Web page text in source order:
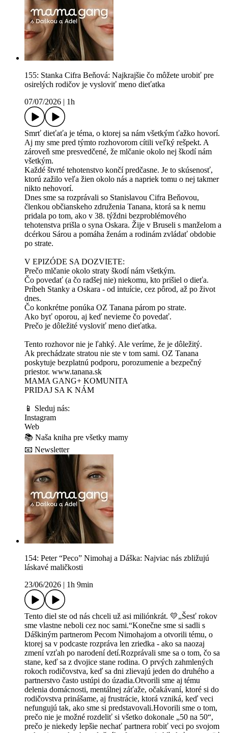
155: Stanka Cifra Beňová: Najkrajšie čo môžete urobiť pre
osirelých rodičov je vysloviť meno dieťatka
07/07/2026
1h
Smrť dieťaťa je téma, o ktorej sa nám všetkým ťažko hovorí.
Aj my sme pred týmto rozhovorom cítili veľký rešpekt. A
zároveň sme presvedčené, že mlčanie okolo nej škodí nám
všetkým.
Každé štvrté tehotenstvo končí predčasne. Je to skúsenosť,
ktorú zažilo veľa žien okolo nás a napriek tomu o nej takmer
nikto nehovorí.
Dnes sme sa rozprávali so Stanislavou Cifra Beňovou,
členkou občianskeho združenia Tanana, ktorá sa k nemu
pridala po tom, ako v 38. týždni bezproblémového
tehotenstva prišla o syna Oskara. Žije v Bruseli s manželom a
dcérkou Sárou a pomáha ženám a rodinám zvládať obdobie
po strate.
V EPIZÓDE SA DOZVIETE:
Prečo mlčanie okolo straty škodí nám všetkým.
Čo povedať (a čo radšej nie) niekomu, kto prišiel o dieťa.
Príbeh Stanky a Oskara - od intuície, cez pôrod, až po život
dnes.
Čo konkrétne ponúka OZ Tanana párom po strate.
Ako byť oporou, aj keď nevieme čo povedať.
Prečo je dôležité vysloviť meno dieťatka.
Tento rozhovor nie je ľahký. Ale veríme, že je dôležitý.
Ak prechádzate stratou nie ste v tom sami. OZ Tanana
poskytuje bezplatnú podporu, porozumenie a bezpečný
priestor. www.tanana.sk
MAMA GANG+ KOMUNITA
PRIDAJ SA K NÁM⁠⁠⁠⁠⁠⁠
📱 Sleduj nás:
⁠⁠⁠⁠⁠⁠Instagram⁠⁠⁠⁠⁠⁠
⁠⁠⁠⁠⁠⁠Web⁠⁠⁠⁠⁠⁠
📚 ⁠⁠⁠⁠⁠⁠Naša kniha pre všetky mamy⁠⁠⁠⁠⁠⁠
📧 ⁠⁠⁠⁠⁠⁠Newsletter⁠⁠⁠
154: Peter “Peco” Nimohaj a Dáška: Najviac nás zbližujú
láskavé maličkosti
23/06/2026
1h 9min
Tento diel ste od nás chceli už asi miliónkrát. 💛„Šesť rokov
sme vlastne neboli cez noc sami.“Konečne sme si sadli s
Dáškiným partnerom Pecom Nimohajom a otvorili tému, o
ktorej sa v podcaste rozpráva len zriedka - ako sa naozaj
zmení vzťah po narodení detí.Rozprávali sme sa o tom, čo sa
stane, keď sa z dvojice stane rodina. O prvých zahmlených
rokoch rodičovstva, keď sa dni zlievajú jeden do druhého a
partnerstvo často ustúpi do úzadia.Otvorili sme aj tému
delenia domácnosti, mentálnej záťaže, očakávaní, ktoré si do
rodičovstva prinášame, aj frustrácie, ktorá vzniká, keď veci
nefungujú tak, ako sme si predstavovali.Hovorili sme o tom,
prečo nie je možné rozdeliť si všetko dokonale „50 na 50“,
prečo je niekedy lepšie nechať partnera robiť veci po svojom